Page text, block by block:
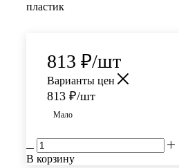
пластик
813 ₽/шт
Варианты цен
813 ₽/шт
Мало
В корзину